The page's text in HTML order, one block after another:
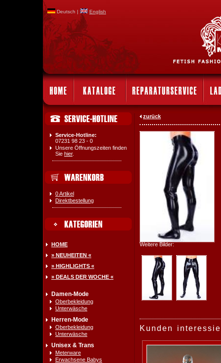
Deutsch | English
Service-Hotline:
07231 98 23 - 0
Unsere Öffnungszeiten finden
Sie hier.
0 Artikel
Direktbestellung
HOME
» NEUHEITEN «
» HIGHLIGHTS «
» DEALS DER WOCHE «
Damen-Mode
Oberbekleidung
Unterwäsche
Herren-Mode
Oberbekleidung
Unterwäsche
Unisex & Trans
Meterware
Erwachsene Babys
zurück
Weitere Bilder:
Kunden